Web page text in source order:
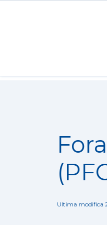
Ultima modifica